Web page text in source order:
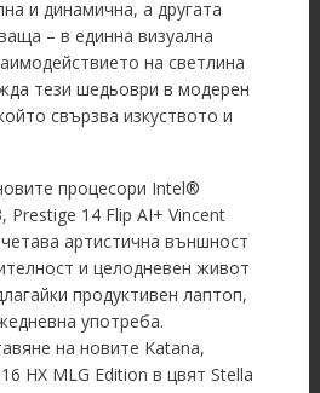
и динамична, а другата
– в единна визуална
на светлина
тези шедьоври в модерен
свързва изкуството и
процесори Intel®
Prestige 14 Flip AI+ Vincent
артистична външност
и целодневен живот
продуктивен лаптоп,
употреба.
на новите Katana,
HX MLG Edition в цвят Stella